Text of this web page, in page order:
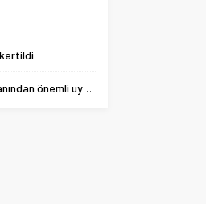
önemli uyarılar